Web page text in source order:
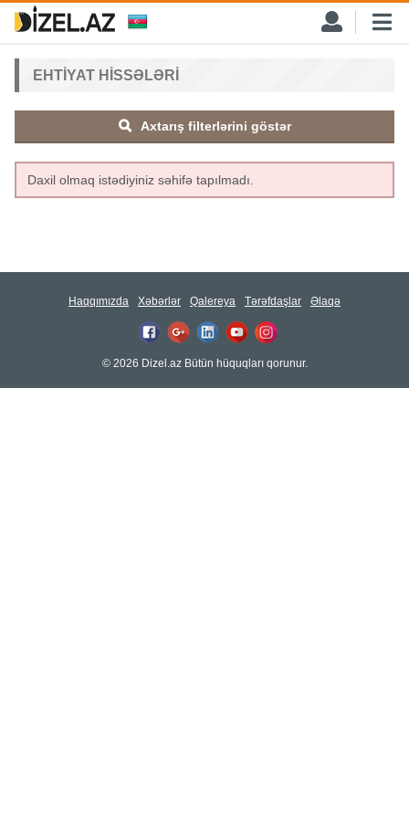
EHTIYAT HISSƏLƏRI
Axtarış filterlərini göstər
Daxil olmaq istədiyiniz səhifə tapılmadı.
Haqqımızda Xəbərlər Qalereya Tərəfdaşlar Əlaqə
© 2026 Dizel.az Bütün hüquqları qorunur.